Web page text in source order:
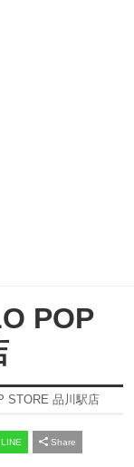
POP
STORE 品川駅店
LINE Share